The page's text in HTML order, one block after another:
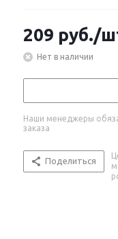
209 руб./
Нет в наличии
Наши менеджеры
заказа
Поделиться